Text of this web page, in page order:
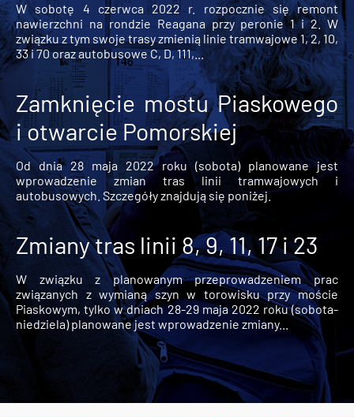
W sobotę 4 czerwca 2022 r. rozpocznie się remont
nawierzchni na rondzie Reagana przy peronie 1 i 2. W
związku z tym swoje trasy zmienią linie tramwajowe 1, 2, 10,
33 i 70 oraz autobusowe C, D, 111,...
Zamknięcie mostu Piaskowego
i otwarcie Pomorskiej
Od dnia 28 maja 2022 roku (sobota) planowane jest
wprowadzenie zmian tras linii tramwajowych i
autobusowych. Szczegóły znajdują się poniżej.
Zmiany tras linii 8, 9, 11, 17 i 23
W związku z planowanym przeprowadzeniem prac
związanych z wymianą szyn w torowisku przy moście
Piaskowym, tylko w dniach 28-29 maja 2022 roku (sobota-
niedziela) planowane jest wprowadzenie zmiany...